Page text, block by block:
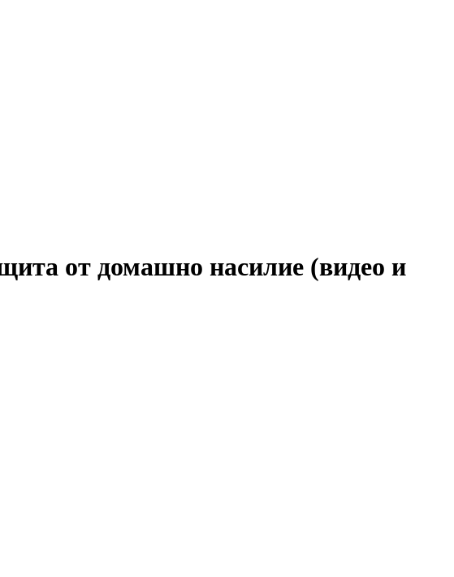
от домашно насилие (видео и